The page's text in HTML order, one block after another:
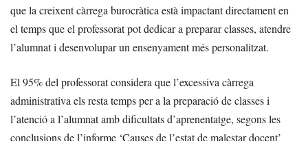
que la creixent càrrega burocràtica està impactant directament en
el temps que el professorat pot dedicar a preparar classes, atendre
l’alumnat i desenvolupar un ensenyament més personalitzat.
El 95% del professorat considera que l’excessiva càrrega
administrativa els resta temps per a la preparació de classes i
l’atenció a l’alumnat amb dificultats d’aprenentatge, segons les
conclusions de l’informe ‘Causes de l’estat de malestar docent’